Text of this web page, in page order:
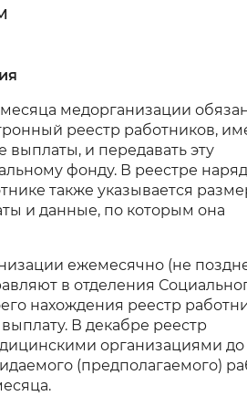
Цвет сайта
Инверсивный
Синий фон
Изображения
Выключены
Звуковой ассистент
Остановить
медорганизации
реестр работников,
выплаты, и передавать эту
фонду. В реестре
также указывается
и данные, по которым она
ежемесячно (не
в отделения
нахождения реестр
В декабре реестр
организациями до
(предполагаемого)